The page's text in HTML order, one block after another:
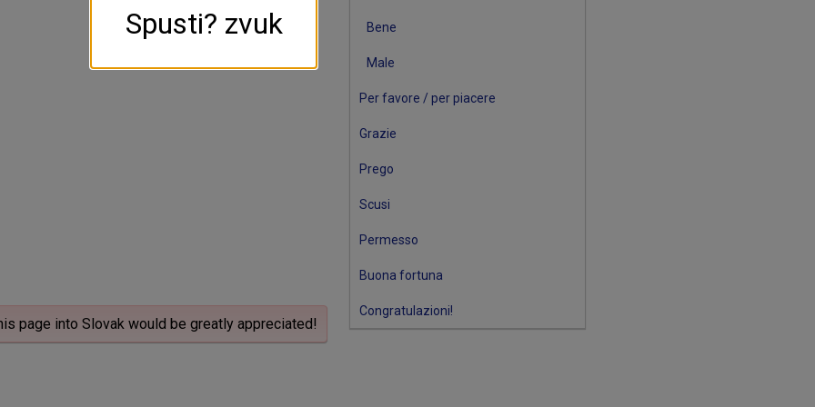
page into Slovak would be greatly appreciated!
Bene
Male
Per favore / per piacere
Grazie
Prego
Scusi
Permesso
Buona fortuna
Congratulazioni!
Spusti? zvuk